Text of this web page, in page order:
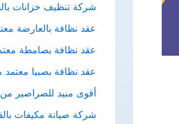
شركة تنظيف خزانات
عقد نظافة بالعارضة
عقد نظافة بصامطة
عقد نظافة بصبيا معتمد
أقوى مبيد للصراصير من
شركة صيانة مكيفات